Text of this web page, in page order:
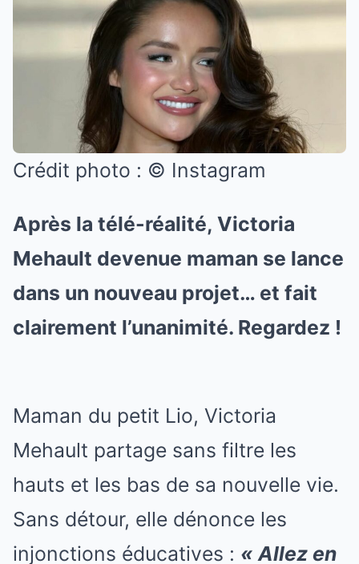
Crédit photo : © Instagram
Après la télé-réalité, Victoria
Mehault devenue maman se lance
dans un nouveau projet… et fait
clairement l’unanimité. Regardez !
Maman du petit Lio, Victoria
Mehault partage sans filtre les
hauts et les bas de sa nouvelle vie.
Sans détour, elle dénonce les
injonctions éducatives : « Allez en